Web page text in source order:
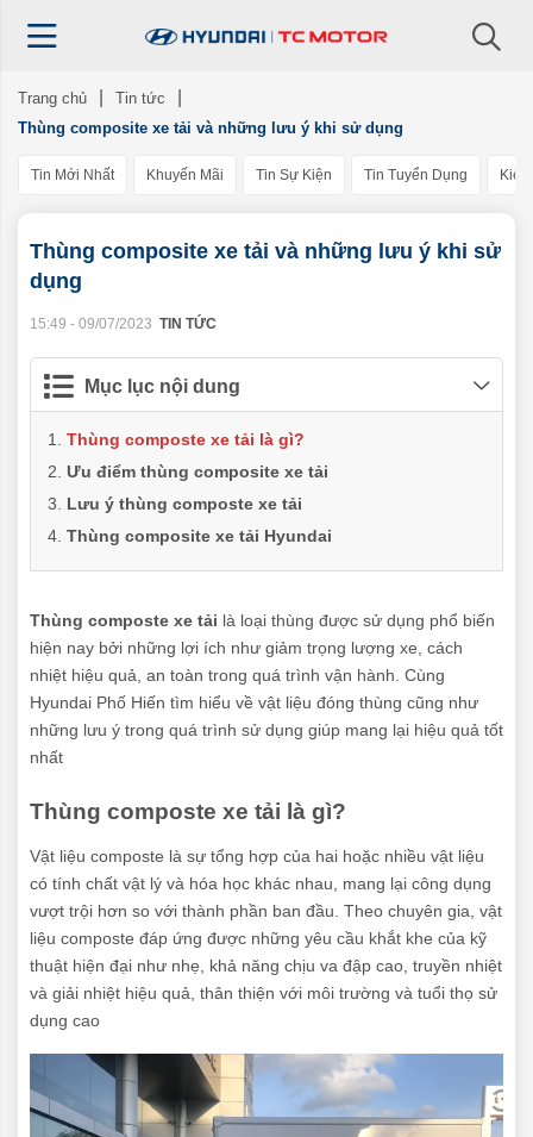
Trang chủ
Tin tức
Thùng composite xe tải và những lưu ý khi sử dụng
Tin Mới Nhất Khuyến Mãi Tin Sự Kiện Tin Tuyển Dụng
Thùng composite xe tải và những lưu ý khi sử
dụng
15:49 - 09/07/2023 TIN TỨC
Mục lục nội dung
Thùng composte xe tải là gì?
Ưu điểm thùng composite xe tải
Lưu ý thùng composte xe tải
Thùng composite xe tải Hyundai
Thùng composte xe tải là loại thùng được sử dụng phổ biến
hiện nay bởi những lợi ích như giảm trọng lượng xe, cách
nhiệt hiệu quả, an toàn trong quá trình vận hành. Cùng
Hyundai Phố Hiến tìm hiểu về vật liệu đóng thùng cũng như
những lưu ý trong quá trình sử dụng giúp mang lại hiệu quả tốt
nhất
Thùng composte xe tải là gì?
Vật liệu composte là sự tổng hợp của hai hoặc nhiều vật liệu
có tính chất vật lý và hóa học khác nhau, mang lại công dụng
vượt trội hơn so với thành phần ban đầu. Theo chuyên gia, vật
liệu composte đáp ứng được những yêu cầu khắt khe của kỹ
thuật hiện đại như nhẹ, khả năng chịu va đập cao, truyền nhiệt
và giải nhiệt hiệu quả, thân thiện với môi trường và tuổi thọ sử
dụng cao